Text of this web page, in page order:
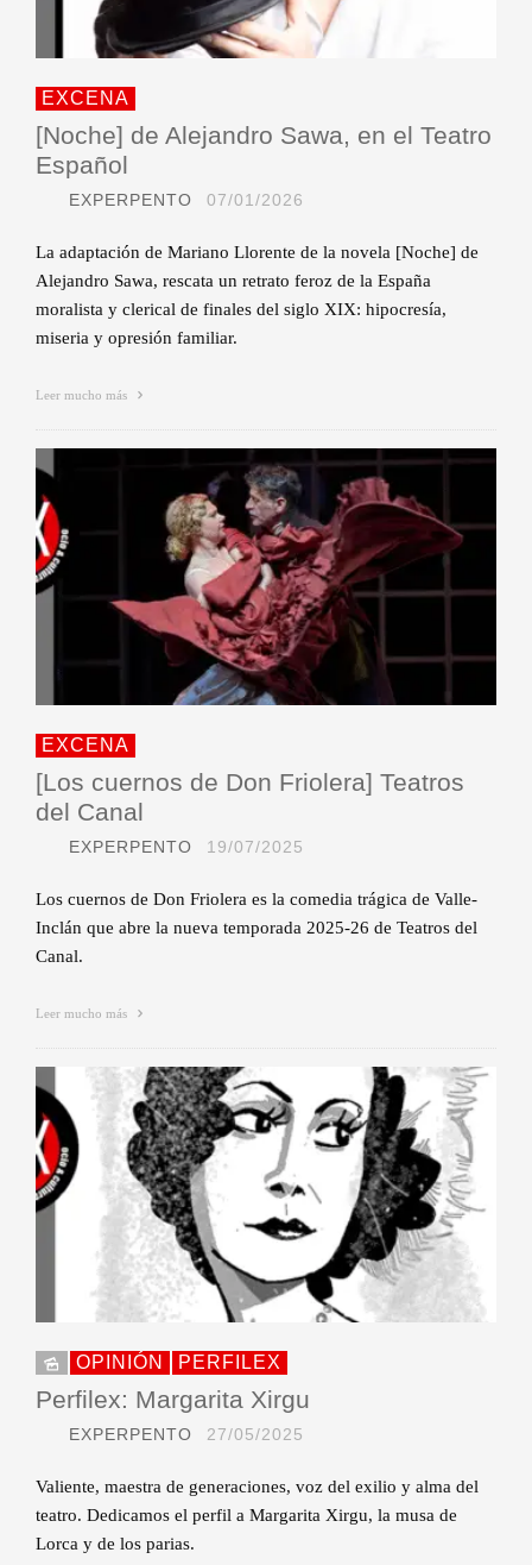
EXCENA
[Noche] de Alejandro Sawa, en el Teatro
Español
EXPERPENTO 07/01/2026
La adaptación de Mariano Llorente de la novela [Noche] de
Alejandro Sawa, rescata un retrato feroz de la España
moralista y clerical de finales del siglo XIX: hipocresía,
miseria y opresión familiar.
Leer mucho más
EXCENA
[Los cuernos de Don Friolera] Teatros
del Canal
EXPERPENTO 19/07/2025
Los cuernos de Don Friolera es la comedia trágica de Valle-
Inclán que abre la nueva temporada 2025-26 de Teatros del
Canal.
Leer mucho más
OPINIÓN PERFILEX
Perfilex: Margarita Xirgu
EXPERPENTO 27/05/2025
Valiente, maestra de generaciones, voz del exilio y alma del
teatro. Dedicamos el perfil a Margarita Xirgu, la musa de
Lorca y de los parias.